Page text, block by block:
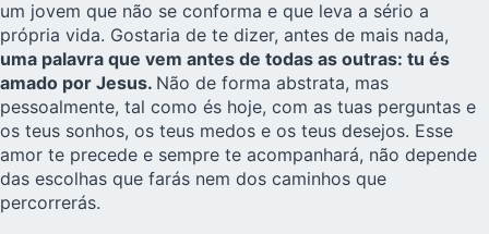
um jovem que não se conforma e que leva a sério a
própria vida. Gostaria de te dizer, antes de mais nada,
uma palavra que vem antes de todas as outras: tu és
amado por Jesus. Não de forma abstrata, mas
pessoalmente, tal como és hoje, com as tuas perguntas e
os teus sonhos, os teus medos e os teus desejos. Esse
amor te precede e sempre te acompanhará, não depende
das escolhas que farás nem dos caminhos que
percorrerás.